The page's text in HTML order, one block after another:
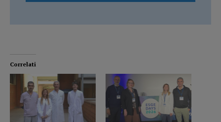
Correlati